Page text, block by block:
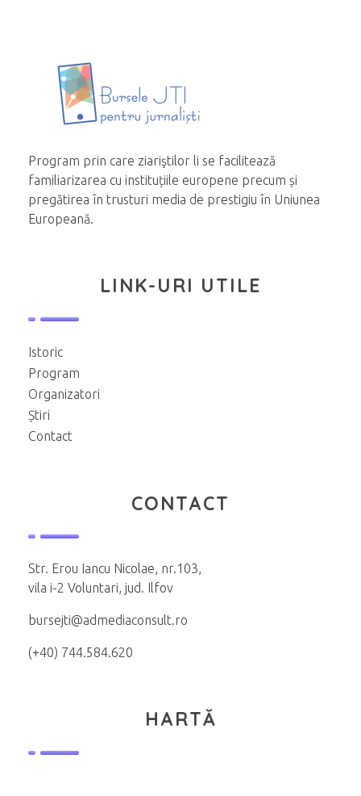
Program prin care ziariştilor li se facilitează
familiarizarea cu instituțiile europene precum și
pregătirea în trusturi media de prestigiu în Uniunea
Europeană.
LINK-URI UTILE
Istoric
Program
Organizatori
Știri
Contact
CONTACT
Str. Erou Iancu Nicolae, nr.103,
vila i-2 Voluntari, jud. Ilfov
bursejti@admediaconsult.ro
(+40) 744.584.620
HARTĂ